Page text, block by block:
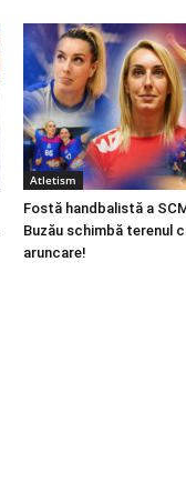
Atletism
Fostă handbalistă a
Buzău schimbă terenul
aruncare!